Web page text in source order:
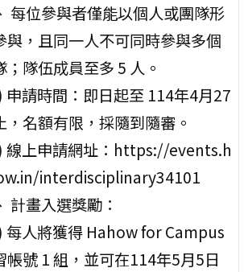
每位參與者僅能以個人或團隊形
與，且同一人不可同時參與多個
；隊伍成員至多 5 人。
申請時間：即日起至 114年4月27
，名額有限，採隨到隨審。
線上申請網址：https://events.h
interdisciplinary34101
計畫入選獎勵：
每人將獲得 Hahow for Campus
帳號 1 組，並可在114年5月5日